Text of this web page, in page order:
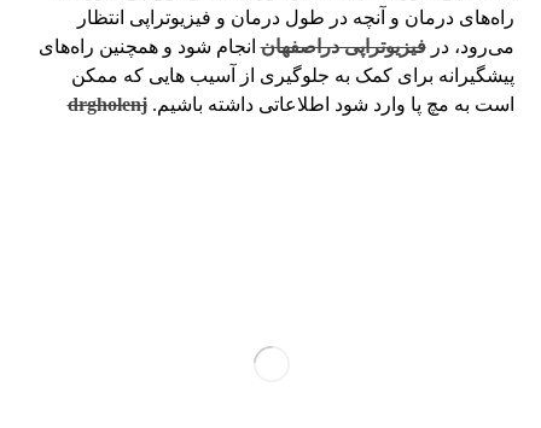
راه‌های درمان و آنچه در طول درمان و فیزیوتراپی انتظار
می‌رود، درفیزیوتراپی دراصفهانانجام شود و همچنین راه‌های
پیشگیرانه برای کمک به جلوگیری از آسیب هایی که ممکن
است به مچ پا وارد شود اطلاعاتی داشته باشیم.drgholenj